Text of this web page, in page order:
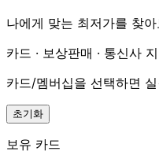
나에게 맞는 최저가를 찾아
카드 · 보상판매 · 통신사
카드/멤버십을 선택하면
초기화
보유 카드